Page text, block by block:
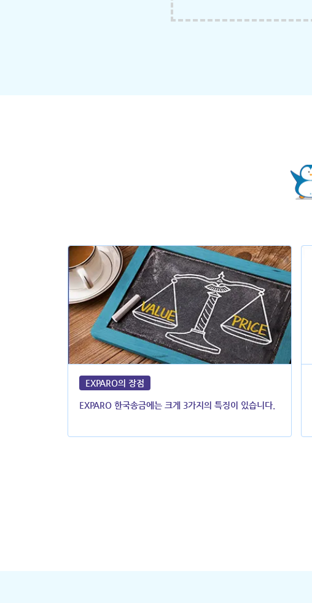
EXPARO의 장점
EXPARO 한국송금에는 크게 3가지의 특징이 있습니다.